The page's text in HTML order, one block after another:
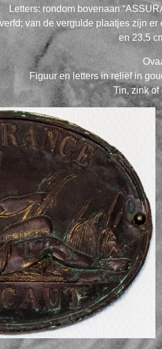
Letters: rondom bovenaan
van de vergulde plaatjes zijn
en 23,5
Figuur en letters in reliëf in
Tin, zink of